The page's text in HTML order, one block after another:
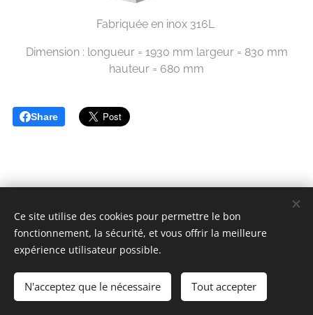
Fabriquée en inox 316L
Dimension : longueur = 1930 mm largeur = 830 mm
hauteur = 680 mm
Share
Clénath INOX
Optimisé parWebnode Cookies
Ce site utilise des cookies pour permettre le bon
fonctionnement, la sécurité, et vous offrir la meilleure
expérience utilisateur possible.
N'acceptez que le nécessaire Tout accepter